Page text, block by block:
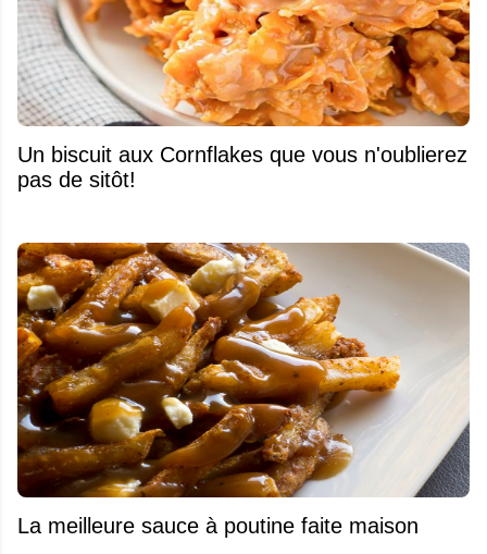
Un biscuit aux Cornflakes que vous n'oublierez
pas de sitôt!
La meilleure sauce à poutine faite maison